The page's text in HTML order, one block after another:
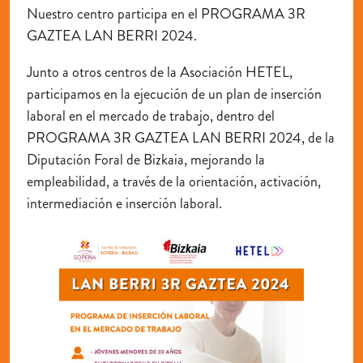
Nuestro centro participa en el PROGRAMA 3R
GAZTEA LAN BERRI 2024.
Junto a otros centros de la Asociación HETEL,
participamos en la ejecución de un plan de inserción
laboral en el mercado de trabajo, dentro del
PROGRAMA 3R GAZTEA LAN BERRI 2024, de la
Diputación Foral de Bizkaia, mejorando la
empleabilidad, a través de la orientación, activación,
intermediación e inserción laboral.